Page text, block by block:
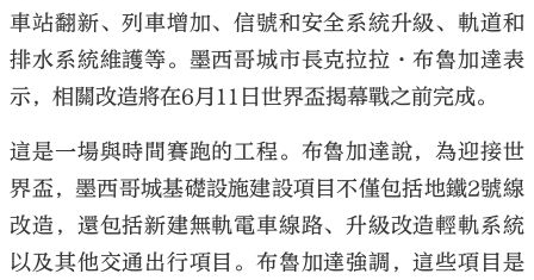
車站翻新、列車增加、信號和安全系統升級、軌道和
排水系統維護等。墨西哥城市長克拉拉·布魯加達表
示，相關改造將在6月11日世界盃揭幕戰之前完成。
這是一場與時間賽跑的工程。布魯加達說，為迎接世
界盃，墨西哥城基礎設施建設項目不僅包括地鐵2號線
改造，還包括新建無軌電車線路、升級改造輕軌系統
以及其他交通出行項目。布魯加達強調，這些項目是